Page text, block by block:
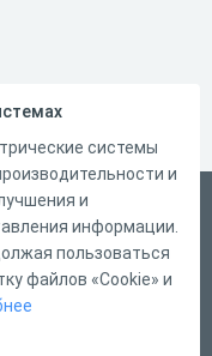
системы
и
и
информации.
пользоваться
файлов «Cookie» и